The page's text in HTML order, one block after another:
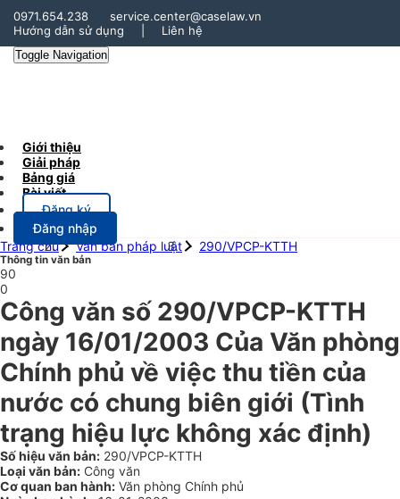
0971.654.238
service.center@caselaw.vn
Hướng dẫn sử dụng
Liên hệ
Toggle Navigation
Giới thiệu
Giải pháp
Bảng giá
Bài viết
Đăng ký
Đăng nhập
Trang chủ
Văn bản pháp luật 290/VPCP-KTTH
Thông tin văn bản
90
0
Công văn số 290/VPCP-KTTH
ngày 16/01/2003 Của Văn phòng
Chính phủ về việc thu tiền của
nước có chung biên giới (Tình
trạng hiệu lực không xác định)
Số hiệu văn bản: 290/VPCP-KTTH
Loại văn bản: Công văn
Cơ quan ban hành: Văn phòng Chính phủ